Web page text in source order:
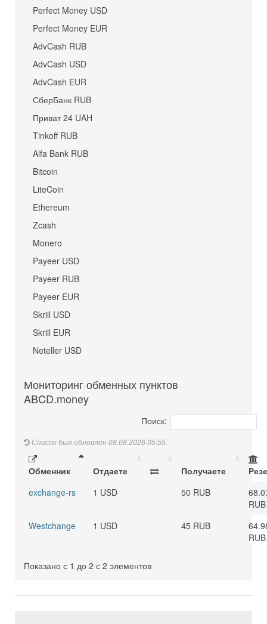
Perfect Money USD
Perfect Money EUR
AdvCash RUB
AdvCash USD
AdvCash EUR
СберБанк RUB
Приват 24 UAH
Tinkoff RUB
Alfa Bank RUB
Bitcoin
LiteCoin
Ethereum
Zcash
Monero
Payeer USD
Payeer RUB
Payeer EUR
Skrill USD
Skrill EUR
Neteller USD
Мониторинг обменных пунктов
ABCD.money
Поиск:
Список был обновлен 08.08.2026 05:55.
Обменник Отдаете Получаете
exchange-rs
1 USD 50 RUB
RUB
Westchange
1 USD 45 RUB
RUB
Показано с 1 до 2 с 2 элементов